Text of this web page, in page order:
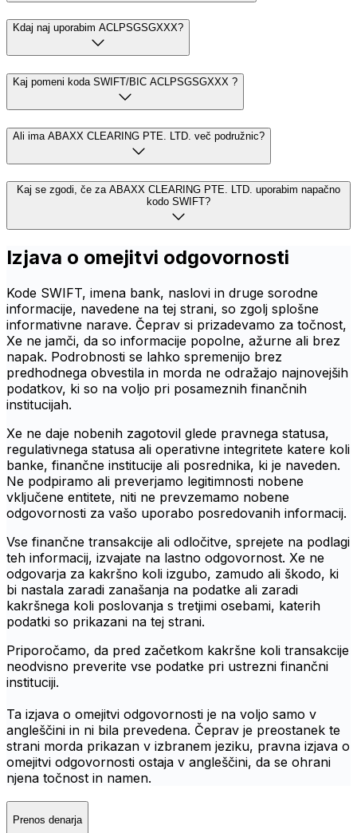
Kdaj naj uporabim ACLPSGSGXXX?
Kaj pomeni koda SWIFT/BIC ACLPSGSGXXX ?
Ali ima ABAXX CLEARING PTE. LTD. več podružnic?
Kaj se zgodi, če za ABAXX CLEARING PTE. LTD. uporabim napačno
kodo SWIFT?
Izjava o omejitvi odgovornosti
Kode SWIFT, imena bank, naslovi in druge sorodne
informacije, navedene na tej strani, so zgolj splošne
informativne narave. Čeprav si prizadevamo za točnost,
Xe ne jamči, da so informacije popolne, ažurne ali brez
napak. Podrobnosti se lahko spremenijo brez
predhodnega obvestila in morda ne odražajo najnovejših
podatkov, ki so na voljo pri posameznih finančnih
institucijah.
Xe ne daje nobenih zagotovil glede pravnega statusa,
regulativnega statusa ali operativne integritete katere koli
banke, finančne institucije ali posrednika, ki je naveden.
Ne podpiramo ali preverjamo legitimnosti nobene
vključene entitete, niti ne prevzemamo nobene
odgovornosti za vašo uporabo posredovanih informacij.
Vse finančne transakcije ali odločitve, sprejete na podlagi
teh informacij, izvajate na lastno odgovornost. Xe ne
odgovarja za kakršno koli izgubo, zamudo ali škodo, ki
bi nastala zaradi zanašanja na podatke ali zaradi
kakršnega koli poslovanja s tretjimi osebami, katerih
podatki so prikazani na tej strani.
Priporočamo, da pred začetkom kakršne koli transakcije
neodvisno preverite vse podatke pri ustrezni finančni
instituciji.
Ta izjava o omejitvi odgovornosti je na voljo samo v
angleščini in ni bila prevedena. Čeprav je preostanek te
strani morda prikazan v izbranem jeziku, pravna izjava o
omejitvi odgovornosti ostaja v angleščini, da se ohrani
njena točnost in namen.
Prenos denarja